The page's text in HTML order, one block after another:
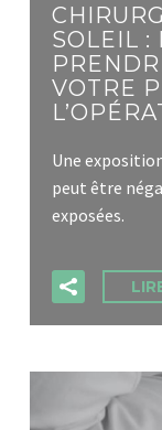
SOLEIL :
VOTRE
Une
peut être
exposées.